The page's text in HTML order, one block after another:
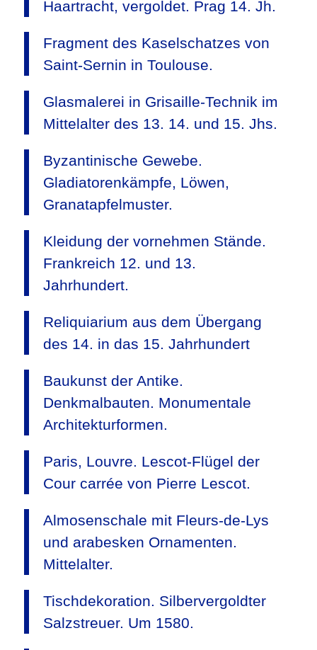
Haartracht, vergoldet. Prag 14. Jh.
Fragment des Kaselschatzes von
Saint-Sernin in Toulouse.
Glasmalerei in Grisaille-Technik im
Mittelalter des 13. 14. und 15. Jhs.
Byzantinische Gewebe.
Gladiatorenkämpfe, Löwen,
Granatapfelmuster.
Kleidung der vornehmen Stände.
Frankreich 12. und 13.
Jahrhundert.
Reliquiarium aus dem Übergang
des 14. in das 15. Jahrhundert
Baukunst der Antike.
Denkmalbauten. Monumentale
Architekturformen.
Paris, Louvre. Lescot-Flügel der
Cour carrée von Pierre Lescot.
Almosenschale mit Fleurs-de-Lys
und arabesken Ornamenten.
Mittelalter.
Tischdekoration. Silbervergoldter
Salzstreuer. Um 1580.